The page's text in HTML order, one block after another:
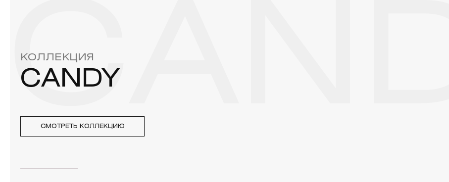
4. Специалисты обычно рекомендуют чистить украшения не реже одного раза в месяц, а также регулярно протирать их
КОЛЛЕКЦИЯ
CANDY
СМОТРЕТЬ КОЛЛЕКЦИЮ